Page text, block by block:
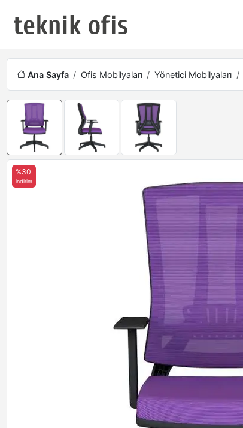
Ana Sayfa Ofis Mobilyaları Yönetici Mobilyaları
%30
indirim